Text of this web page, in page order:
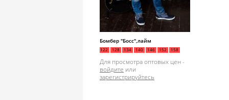
Бомбер "Босс",лайм
122 128 134 140 146 152 158
Для просмотра оптовых цен -
войдите или
зарегистрируйтесь